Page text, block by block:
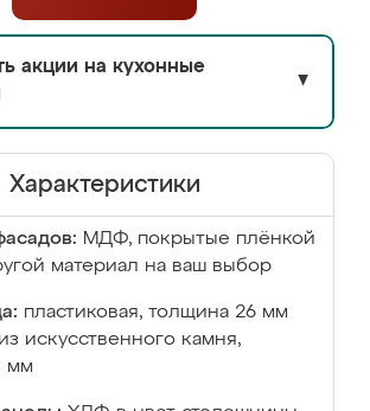
акции на кухонные
▼
Характеристики
МДФ, покрытые плёнкой
материал на ваш выбор
пластиковая, толщина 26 мм
искусственного камня,
мм